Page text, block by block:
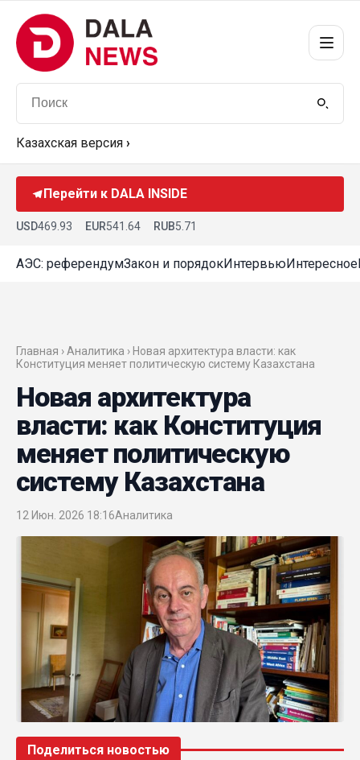
Казахская версия ›
Перейти к DALA INSIDE
USD469.93 EUR541.64 RUB5.71
АЭС: референдумЗакон и порядокИнтервьюИнтересное
Главная › Аналитика › Новая архитектура власти: как
Конституция меняет политическую систему Казахстана
Новая архитектура
власти: как Конституция
меняет политическую
систему Казахстана
12 Июн. 2026 18:16Аналитика
Поделиться новостью